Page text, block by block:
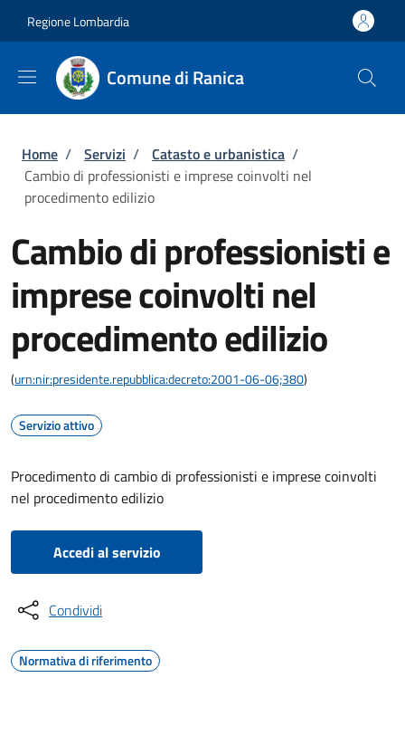
Regione Lombardia
Comune di Ranica
Briciole di pane
Home / Servizi / Catasto e urbanistica /
Cambio di professionisti e imprese coinvolti nel
procedimento edilizio
Cambio di professionisti e
imprese coinvolti nel
procedimento edilizio
(urn:nir:presidente.repubblica:decreto:2001-06-06;380)
Servizio attivo
Procedimento di cambio di professionisti e imprese coinvolti
nel procedimento edilizio
Accedi al servizio
Condividi
Normativa di riferimento